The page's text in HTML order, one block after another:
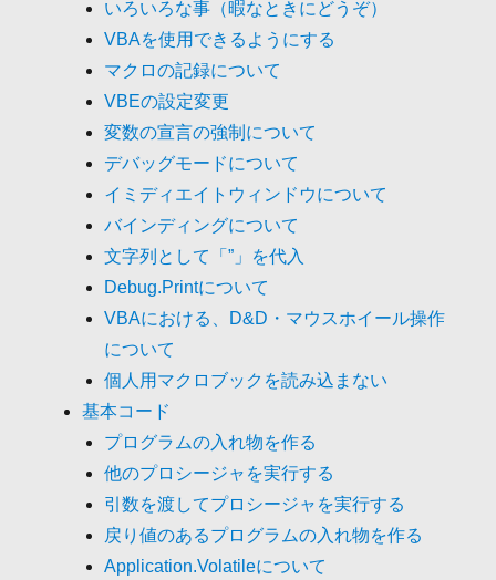
いろいろな事（暇なときにどうぞ）
VBAを使用できるようにする
マクロの記録について
VBEの設定変更
変数の宣言の強制について
デバッグモードについて
イミディエイトウィンドウについて
バインディングについて
文字列として「”」を代入
Debug.Printについて
VBAにおける、D&D・マウスホイール操作
について
個人用マクロブックを読み込まない
基本コード
プログラムの入れ物を作る
他のプロシージャを実行する
引数を渡してプロシージャを実行する
戻り値のあるプログラムの入れ物を作る
Application.Volatileについて